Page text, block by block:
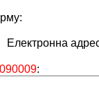
Електронна
: